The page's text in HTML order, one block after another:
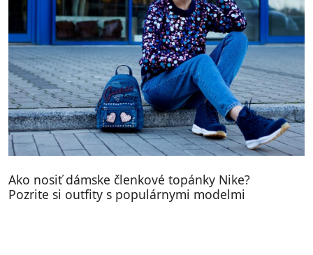
Ako nosiť dámske členkové topánky Nike?
Pozrite si outfity s populárnymi modelmi